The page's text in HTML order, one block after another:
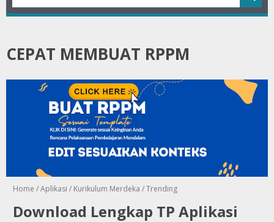
CEPAT MEMBUAT RPPM
Home /Aplikasi / Kurikulum Merdeka /Trending
Download Lengkap TP Aplikasi